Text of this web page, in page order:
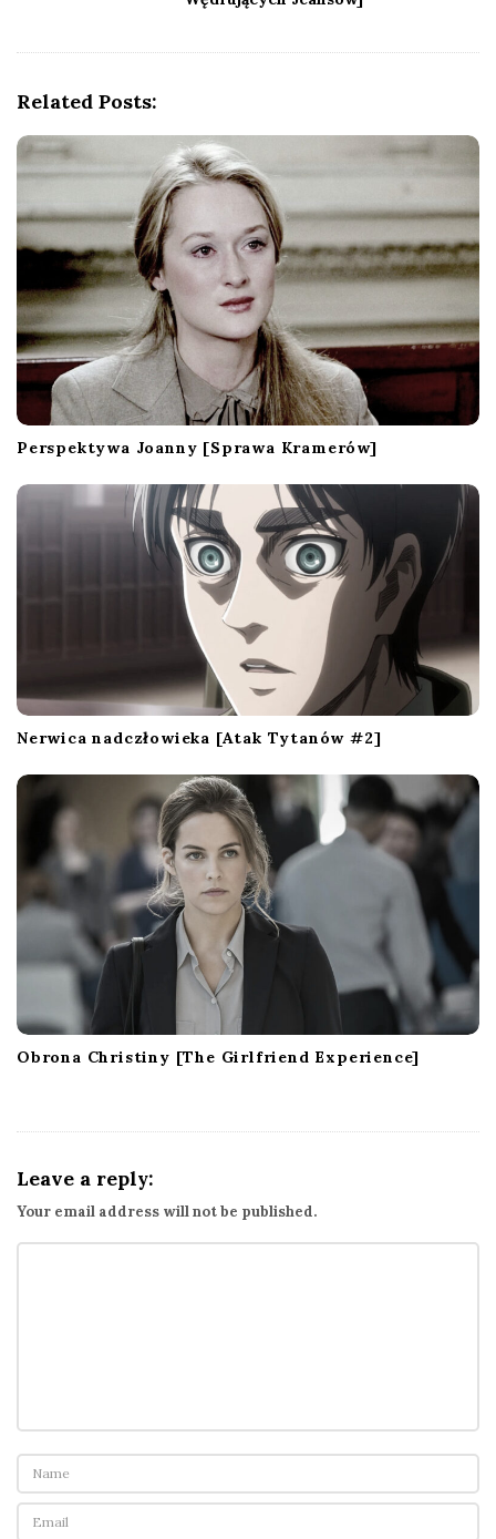
Related Posts:
Perspektywa Joanny [Sprawa Kramerów]
Nerwica nadczłowieka [Atak Tytanów #2]
Obrona Christiny [The Girlfriend Experience]
Leave a reply:
Your email address will not be published.